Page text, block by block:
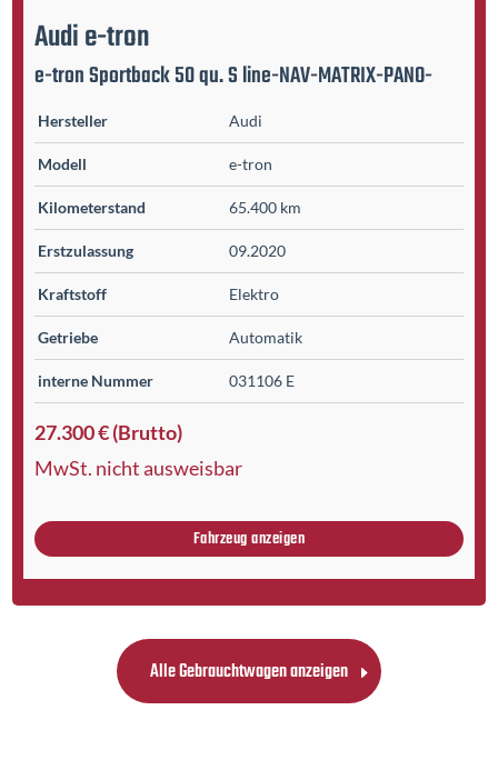
Audie-tron
e-tron Sportback 50 qu. S line-NAV-MATRIX-PANO-
Hersteller Audi
Modell e-tron
Kilometer­stand 65.400 km
Erst­zulassung 09.2020
Kraftstoff Elektro
Getriebe Automatik
interne Nummer 031106 E
27.300 € (Brutto)
MwSt. nicht ausweisbar
Fahrzeug anzeigen
Alle Gebrauchtwagen anzeigen